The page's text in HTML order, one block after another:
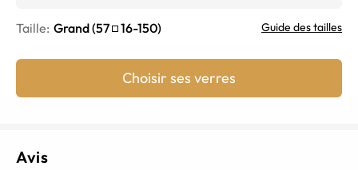
Taille: Grand(57 16-150) Guide des tailles
Choisir ses verres
Avis